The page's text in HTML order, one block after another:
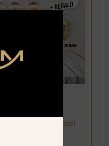
Alisante Brasil